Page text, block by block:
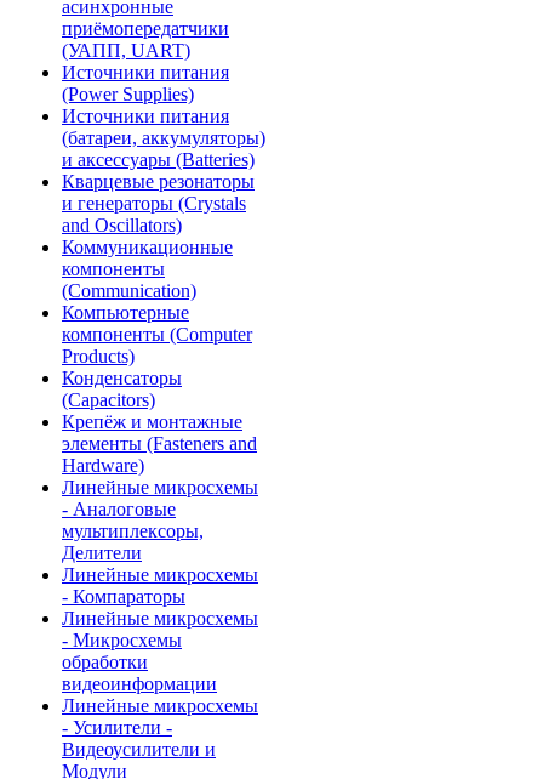
асинхронные
приёмопередатчики
(УАПП, UART)
Источники питания
(Power Supplies)
Источники питания
(батареи, аккумуляторы)
и аксессуары (Batteries)
Кварцевые резонаторы
и генераторы (Crystals
and Oscillators)
Коммуникационные
компоненты
(Communication)
Компьютерные
компоненты (Computer
Products)
Конденсаторы
(Capacitors)
Крепёж и монтажные
элементы (Fasteners and
Hardware)
Линейные микросхемы
- Аналоговые
мультиплексоры,
Делители
Линейные микросхемы
- Компараторы
Линейные микросхемы
- Микросхемы
обработки
видеоинформации
Линейные микросхемы
- Усилители -
Видеоусилители и
Модули